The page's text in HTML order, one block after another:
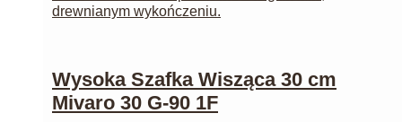
Wysoka Szafka Wisząca 30 cm
Mivaro 30 G-90 1F